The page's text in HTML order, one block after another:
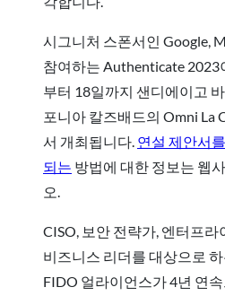
시그니처 스폰서인 Google,
참여하는 Authenticate 2023
부터 18일까지 샌디에이고
포니아 칼즈배드의 Omni La
서 개최됩니다. 연설 제안서
되는 방법에 대한 정보는 웹
오.
CISO, 보안 전략가, 엔터프라
비즈니스 리더를 대상으로
FIDO 얼라이언스가 4년 연